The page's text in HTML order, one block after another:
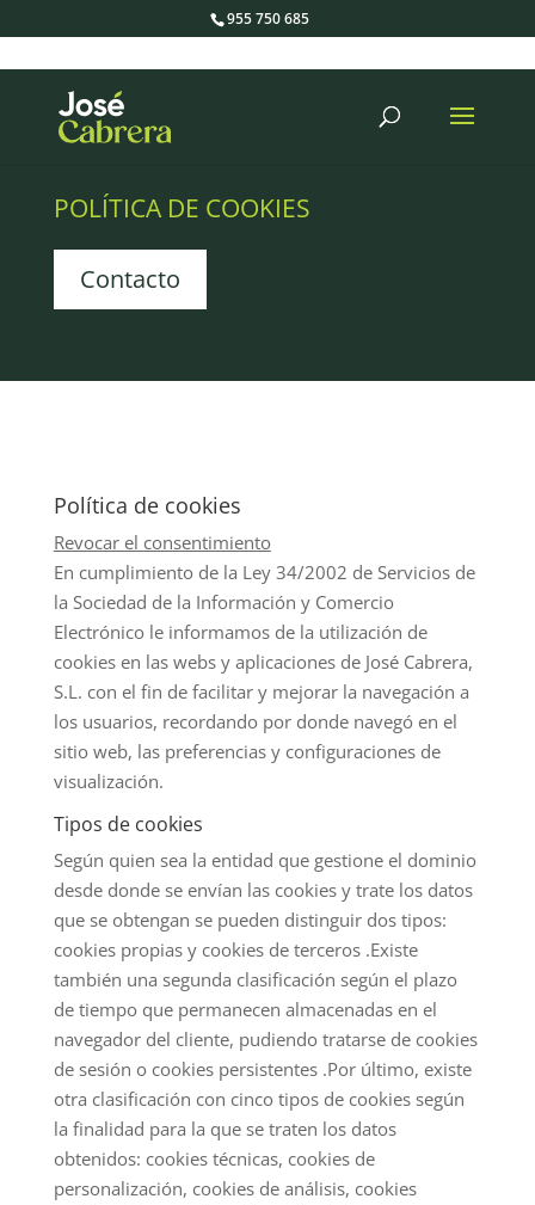
955 750 685
POLÍTICA DE COOKIES
Contacto
Política de cookies
Revocar el consentimiento
En cumplimiento de la Ley 34/2002 de Servicios de
la Sociedad de la Información y Comercio
Electrónico le informamos de la utilización de
cookies en las webs y aplicaciones de José Cabrera,
S.L. con el fin de facilitar y mejorar la navegación a
los usuarios, recordando por donde navegó en el
sitio web, las preferencias y configuraciones de
visualización.
Tipos de cookies
Según quien sea la entidad que gestione el dominio
desde donde se envían las cookies y trate los datos
que se obtengan se pueden distinguir dos tipos:
cookies propias y cookies de terceros .Existe
también una segunda clasificación según el plazo
de tiempo que permanecen almacenadas en el
navegador del cliente, pudiendo tratarse de cookies
de sesión o cookies persistentes .Por último, existe
otra clasificación con cinco tipos de cookies según
la finalidad para la que se traten los datos
obtenidos: cookies técnicas, cookies de
personalización, cookies de análisis, cookies